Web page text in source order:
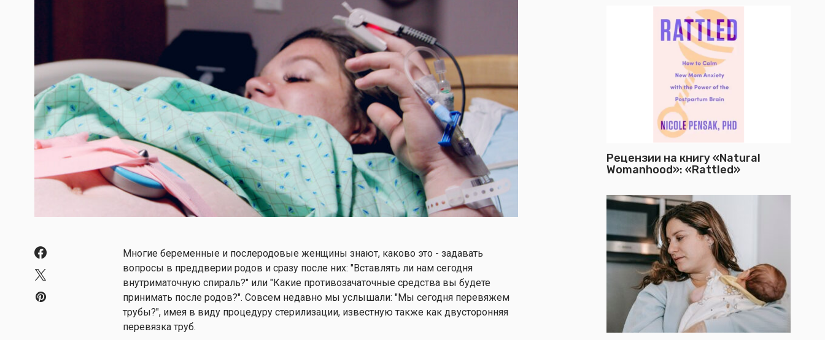
Многие беременные и послеродовые женщины знают, каково это - задавать
вопросы в преддверии родов и сразу после них: "Вставлять ли нам сегодня
внутриматочную спираль?" или "Какие противозачаточные средства вы будете
принимать после родов?". Совсем недавно мы услышали: "Мы сегодня перевяжем
трубы?", имея в виду процедуру стерилизации, известную также как двусторонняя
перевязка труб.
Рецензии на книгу «Natural
Womanhood»: «Rattled»